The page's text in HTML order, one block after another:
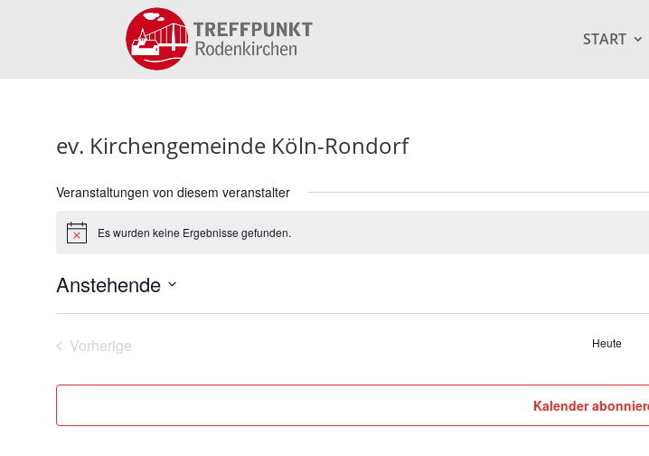
START
ev. Kirchengemeinde Köln-Rondorf
Veranstaltungen von diesem veranstalter
HinweisEs wurden keine Ergebnisse gefunden.
Anstehende
Vorherige
Heute
Kalender